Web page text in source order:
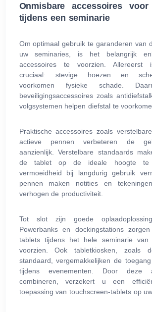
Onmisbare accessoires
tijdens een seminarie
Om optimaal gebruik te garanderen van
uw seminaries, is het belangrijk
accessoires te voorzien. Allereerst
cruciaal: stevige hoezen en
voorkomen fysieke schade.
beveiligingsaccessoires zoals
volgsystemen helpen diefstal te
Praktische accessoires zoals
actieve pennen verbeteren de
aanzienlijk. Verstelbare standaards
de tablet op de ideale hoogte te
vermoeidheid bij langdurig gebruik
pennen maken notities en
verhogen de productiviteit.
Tot slot zijn goede
Powerbanks en dockingstations
tablets tijdens het hele seminarie van
voorzien. Ook tabletkiosken, zoals
standaard, vergemakkelijken de
tijdens evenementen. Door deze
combineren, verzekert u een
toepassing van touchscreen-tablets op